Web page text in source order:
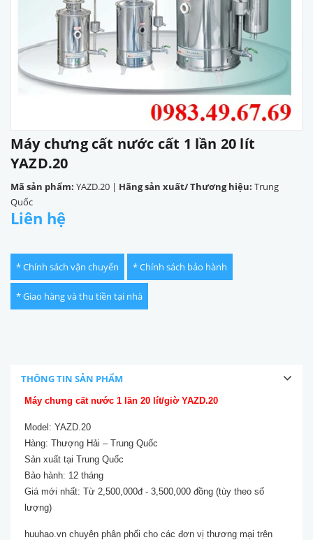
Máy chưng cất nước cất 1 lần 20 lít
YAZD.20
Mã sản phẩm: YAZD.20 | Hãng sản xuất/ Thương hiệu: Trung
Quốc
Liên hệ
* Chính sách vận chuyển * Chính sách bảo hành
* Giao hàng và thu tiền tại nhà
THÔNG TIN SẢN PHẨM
Máy chưng cất nước 1 lần 20 lít/giờ YAZD.20
Model: YAZD.20
Hàng: Thượng Hải – Trung Quốc
Sản xuất tại Trung Quốc
Bảo hành: 12 tháng
Giá mới nhất: Từ 2,500,000đ - 3,500,000 đồng (tùy theo số
lượng)
huuhao.vn chuyên phân phối cho các đơn vị thương mại trên